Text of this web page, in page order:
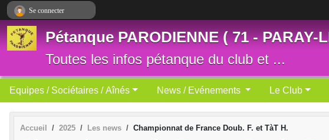
Pétanque PARODIENNE ( 71 - PARAY-
Toutes les infos pétanque du club et ...
Equipes / Sociétaires / Aînés News / Evénements Le Club
Accueil 2025 Les news Championnat de France Doub. F. et TàT H.
Se connecter
Panneau de gestion des cookies